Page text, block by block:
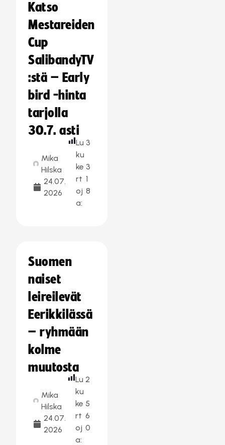
Katso
Mestareiden
Cup
SalibandyTV
:stä – Early
bird -hinta
tarjolla
30.7. asti
Mika
Hilska
24.07.
2026
Lu
ku
ke
rt
oj
a:
3
3
1
8
Suomen
naiset
leireilevät
Eerikkilässä
– ryhmään
kolme
muutosta
Mika
Hilska
24.07.
2026
Lu
ku
ke
rt
oj
a:
2
5
6
0